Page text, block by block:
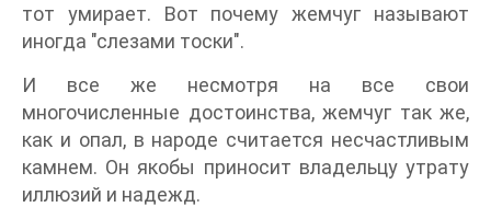
тот умирает. Вот почему жемчуг называют
иногда "слезами тоски".
И все же несмотря на все свои
многочисленные достоинства, жемчуг так же,
как и опал, в народе считается несчастливым
камнем. Он якобы приносит владельцу утрату
иллюзий и надежд.